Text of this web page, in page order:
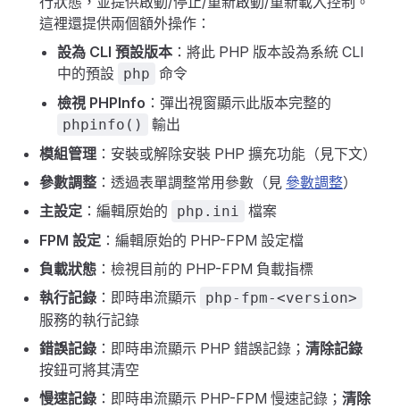
這裡還提供兩個額外操作：
設為 CLI 預設版本 ：將此 PHP 版本設為系統 CLI
中的預設
php 命令
檢視 PHPInfo ：彈出視窗顯示此版本完整的
phpinfo()
輸出
模組管理 ：安裝或解除安裝 PHP 擴充功能（見下文）
參數調整 ：透過表單調整常用參數（見 參數調整）
主設定 ：編輯原始的 php.ini 檔案
FPM 設定 ：編輯原始的 PHP-FPM 設定檔
負載狀態 ：檢視目前的 PHP-FPM 負載指標
執行記錄 ：即時串流顯示 php-fpm-<version>
服務的執行記錄
錯誤記錄 ：即時串流顯示 PHP 錯誤記錄； 清除記錄
按鈕可將其清空
慢速記錄 ：即時串流顯示 PHP-FPM 慢速記錄； 清除